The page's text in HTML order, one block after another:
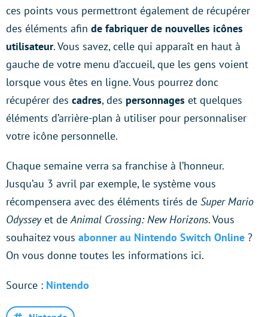
ces points vous permettront également de récupérer
des éléments afin de fabriquer de nouvelles icônes
utilisateur. Vous savez, celle qui apparaît en haut à
gauche de votre menu d’accueil, que les gens voient
lorsque vous êtes en ligne. Vous pourrez donc
récupérer des cadres, des personnages et quelques
éléments d’arrière-plan à utiliser pour personnaliser
votre icône personnelle.
Chaque semaine verra sa franchise à l’honneur.
Jusqu’au 3 avril par exemple, le système vous
récompensera avec des éléments tirés de Super Mario
Odysseyet de Animal Crossing: New Horizons. Vous
souhaitez vous abonner au Nintendo Switch Online ?
On vous donne toutes les informations ici.
Source : Nintendo